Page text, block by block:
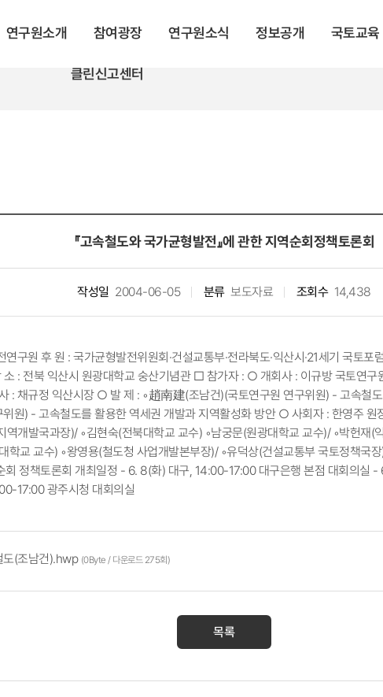
연구원소개 참여광장 연구원소식 정보공개 국토교육
클린신고센터
『고속철도와 국가균형발전』에 관한 지역순회정책토론회
작성일 2004-06-05 분류 보도자료 조회수 14,438
연구원 후 원 : 국가균형발전위원회·건설교통부·전라북도·익산시·21세기 국토
: 전북 익산시 원광대학교 숭산기념관 □ 참가자 : ○ 개회사 : 이규방 국토연구
: 채규정 익산시장 ○ 발 제 : ◦趙南建(조남건)(국토연구원 연구위원) - 고속철
원) - 고속철도를 활용한 역세권 개발과 지역활성화 방안 ○ 사회자 : 한영주
역개발국과장)/ ◦김현숙(전북대학교 교수) ◦남궁문(원광대학교 교수)/ ◦박헌재(
학교 교수) ◦왕영용(철도청 사업개발본부장)/ ◦유덕상(건설교통부 국토정책국
회 정책토론회 개최일정 - 6. 8(화) 대구, 14:00-17:00 대구은행 본점 대회의실
17:00 광주시청 대회의실
도(조남건).hwp (0Byte / 다운로드 275회)
목록